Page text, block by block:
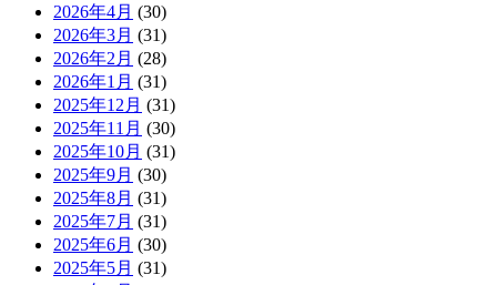
2026年4月 (30)
2026年3月 (31)
2026年2月 (28)
2026年1月 (31)
2025年12月 (31)
2025年11月 (30)
2025年10月 (31)
2025年9月 (30)
2025年8月 (31)
2025年7月 (31)
2025年6月 (30)
2025年5月 (31)